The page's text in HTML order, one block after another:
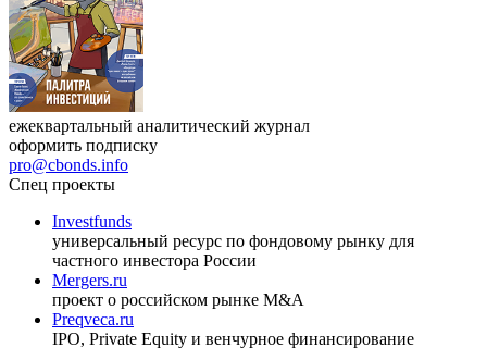
оформить подписку
pro@cbonds.info
Спец проекты
Investfunds
универсальный ресурс по фондовому рынку для
частного инвестора России